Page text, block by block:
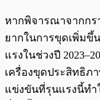
หากพิจารณาจากกร
ยากในการขุดเพิ่มขึ้
แรงในช่วงปี
เครื่องขุดประสิทธิภ
แข่งขันที่รุนแรงนี้ท